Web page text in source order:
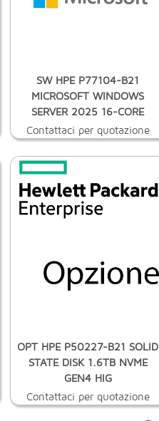
SW HPE P77104-B21
MICROSOFT WINDOWS
SERVER 2025 16-CORE
Contattaci per quotazione
OPT HPE P50227-B21 SOLID
STATE DISK 1.6TB NVME
GEN4 HIG
Contattaci per quotazione